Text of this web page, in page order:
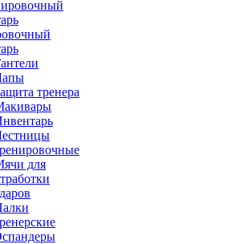
тренера
для